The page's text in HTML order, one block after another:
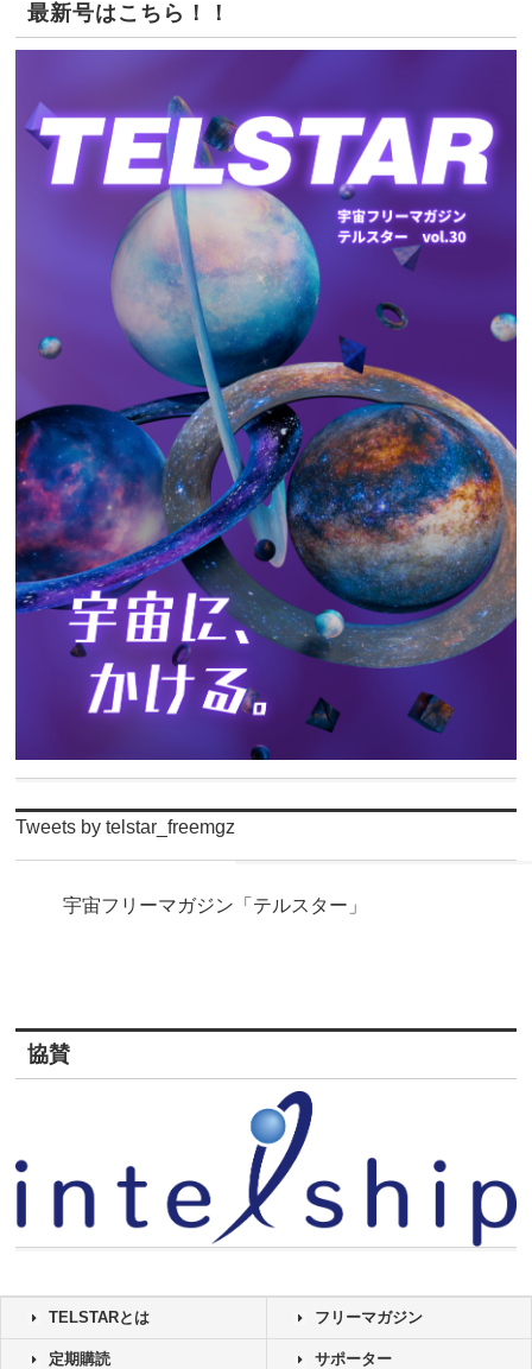
最新号はこちら！！
Tweets by telstar_freemgz
宇宙フリーマガジン「テルスター」
協賛
TELSTARとは フリーマガジン
定期購読 サポーター